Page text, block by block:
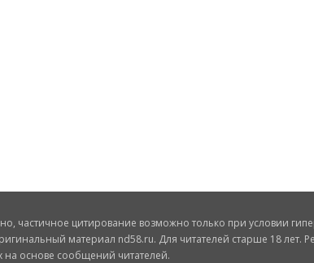
частичное цитирование возможно только при условии
материал nd58.ru. Для читателей старше 18 лет.
на основе сообщений читателей.